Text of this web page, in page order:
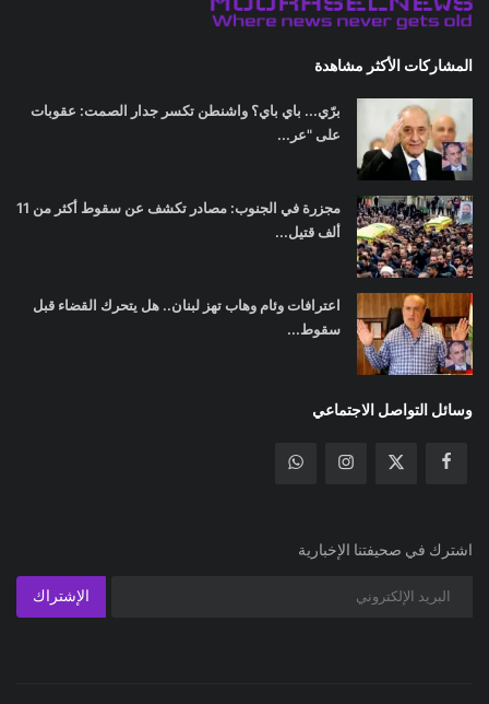
المشاركات الأكثر مشاهدة
برّي... باي باي؟ واشنطن تكسر جدار الصمت: عقوبات
على "عر...
مجزرة في الجنوب: مصادر تكشف عن سقوط أكثر من 11
ألف قتيل...
اعترافات وئام وهاب تهز لبنان.. هل يتحرك القضاء قبل
سقوط...
وسائل التواصل الاجتماعي
اشترك في صحيفتنا الإخبارية
الإشتراك